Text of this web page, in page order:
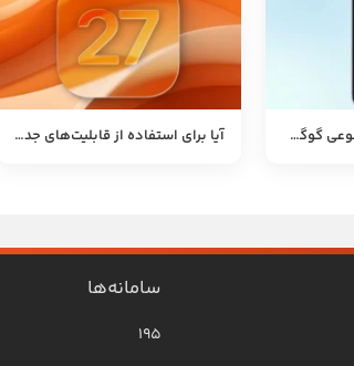
مربی سلامت هوش مصنوعی گوگل: اپلیکیشن جدید Fitbit برای کاربران iOS آیا برای استفاده از قابلیت‌های جدید سیری (Siri) در iOS 27 باید در لیست انتظار بمانیم؟
سامانه‌ها
۱۹۵